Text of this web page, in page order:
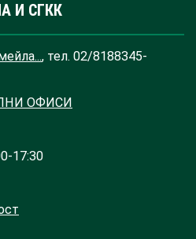
И СГКК
, тел. 02/8188345-
ОФИСИ
17:30